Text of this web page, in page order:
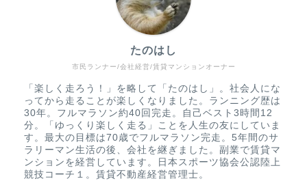
市民ランナー/会社経営/賃貸マンションオーナー
たのはし
「楽しく走ろう！」を略して「たのはし」。社会人にな
ってから走ることが楽しくなりました。ランニング歴は
30年。フルマラソン約40回完走。自己ベスト3時間12
分。「ゆっくり楽しく走る」ことを人生の友にしていま
す。最大の目標は70歳でフルマラソン完走。5年間のサ
ラリーマン生活の後、会社を継ぎました。副業で賃貸マ
ンションを経営しています。日本スポーツ協会公認陸上
競技コーチ１。賃貸不動産経営管理士。